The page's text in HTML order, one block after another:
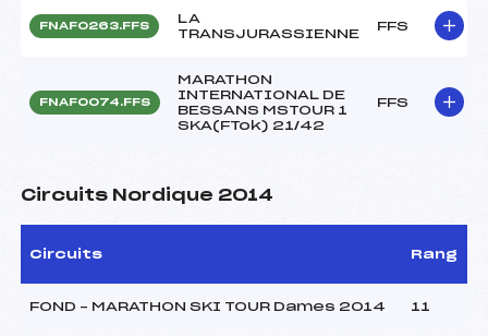
FNAF0263.FFS
LA
TRANSJURASSIENNE
FFS
FNAF0074.FFS
MARATHON
INTERNATIONAL DE
BESSANS MSTOUR 1
SKA(FTok) 21/42
FFS
Circuits Nordique 2014
Circuits Rang
FOND – MARATHON SKI TOUR Dames 2014 11